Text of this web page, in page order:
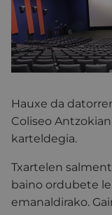
Hauxe da
Coliseo
karteldegia.
Txartelen
baino ordubete
emanaldirako.